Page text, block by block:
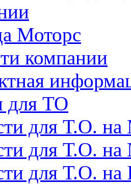
Моторс
компании
для ТО
для Т.О. на
для Т.О. на
для Т.О.